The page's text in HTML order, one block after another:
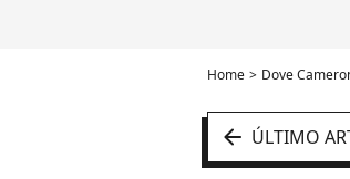
Home Dove
arrow_left ÚLTIMO